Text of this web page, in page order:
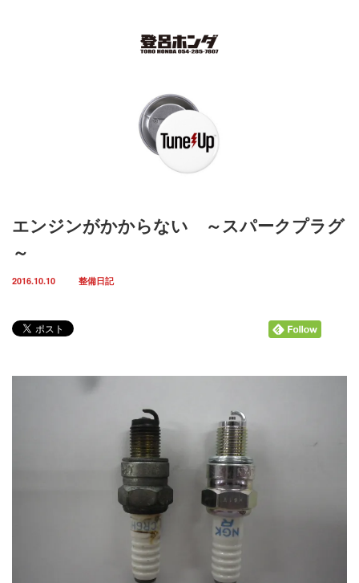
エンジンがかからない ～スパークプラグ
～
2016.10.10 整備日記
お知らせ
スタッフ紹介
お問い合わせ